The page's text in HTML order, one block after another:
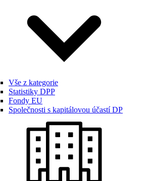
Vše z kategorie
Statistiky DPP
Fondy EU
Společnosti s kapitálovou účastí DP